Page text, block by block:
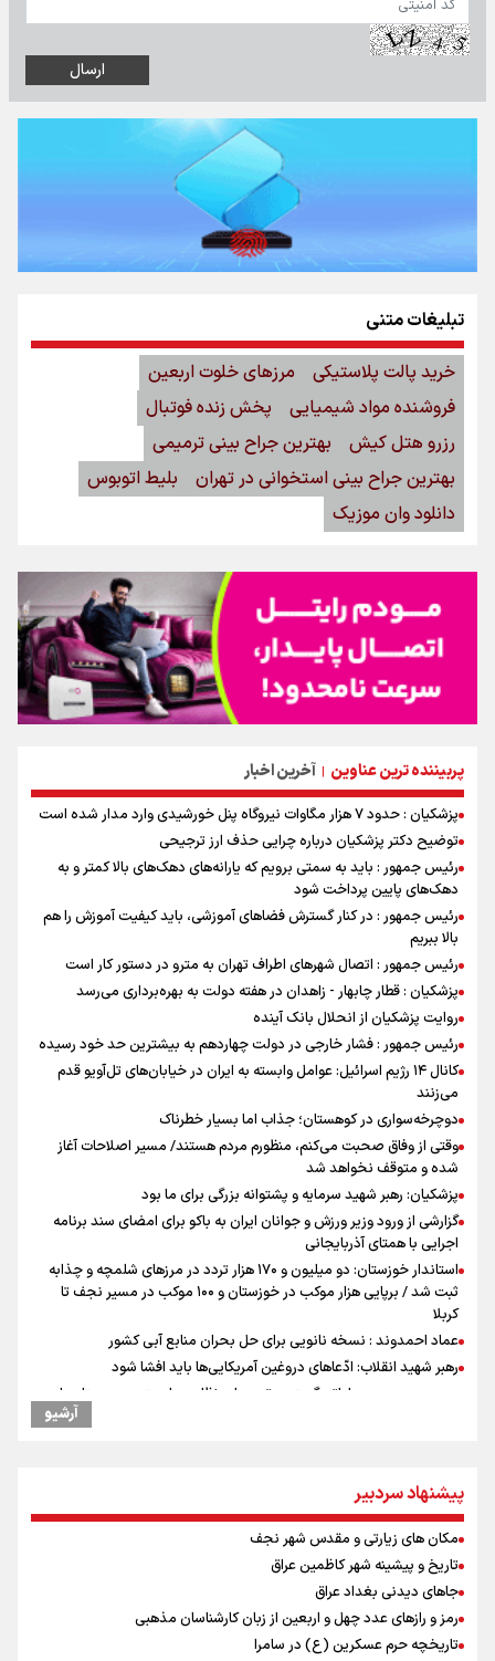
پربیننده ترین عناوین | آخرین اخبار
پزشکیان : حدود ۷ هزار مگاوات نیروگاه پنل خورشیدی وارد مدار شده است
توضیح دکتر پزشکیان درباره چرایی حذف ارز ترجیحی
رئیس جمهور : باید به سمتی برویم که یارانه‌های دهک‌های بالا کمتر و به
دهک‌های پایین پرداخت شود
رئیس جمهور : در کنار گسترش فضاهای آموزشی، باید کیفیت آموزش را هم
بالا ببریم
رئیس جمهور : اتصال شهرهای اطراف تهران به مترو در دستور کار است
پزشکیان : قطار چابهار - زاهدان در هفته دولت به بهره‌برداری می‌رسد
روایت پزشکیان از انحلال بانک آینده
رئیس جمهور : فشار خارجی در دولت چهاردهم به بیشترین حد خود رسیده
کانال ۱۴ رژیم اسرائیل: عوامل وابسته به ایران در خیابان‌های تل‌آویو قدم
می‌زنند
دوچرخه‌سواری در کوهستان؛ جذاب اما بسیار خطرناک
وقتی از وفاق صحبت می‌کنم، منظورم مردم هستند/ مسیر اصلاحات آغاز
شده و متوقف نخواهد شد
پزشکیان: رهبر شهید سرمایه و پشتوانه بزرگی برای ما بود
گزارشی از ورود وزیر ورزش و جوانان ایران به باکو برای امضای سند برنامه
اجرایی با همتای آذربایجانی
استاندار خوزستان: دو میلیون و ۱۷۰ هزار تردد در مرزهای شلمچه و چذابه
ثبت شد / برپایی هزار موکب در خوزستان و ۱۰۰ موکب در مسیر نجف تا
کربلا
عماد احمدوند : نسخه نانویی برای حل بحران منابع آبی کشور
رهبر شهید انقلاب: ادّعاهای دروغین آمریکایی‌ها باید افشا شود
یحیی سریع: در عملیاتی گسترده تجمعات نظامی وابسته به عربستان را
امیررضا غلامی، ملی پوش تکواندو : تمرکزم روی مسابقات پاکستان است نه
بازی های آسیایی
کانادا دو مظنون تیراندازی در نزدیکی کنسولگری آمریکا را بازداشت کرد
نصیری: امیدوارم با خوشرنگ‌ترین مدال‌ها به ایران برگردیم/ حضور شهاب
حسینی در اردو به تیم انگیزه می‌دهد/ امیدوارم پرسپولیس فصل موفقی
داشته باشد
رادین زینالی، ملی پوش تکواندو : قدم به قدم تلاش می کنم تا به طلای
آرشیو
پیشنهاد سردبیر
مکان های زیارتی و مقدس شهر نجف
تاریخ و پیشینه شهر کاظمین عراق
جاهای دیدنی بغداد عراق
رمز و رازهای عدد چهل و اربعین از زبان کارشناسان مذهبی
تاریخچه حرم عسکرین (ع) در سامرا
تبلیغات متنی
خرید پالت پلاستیکی
مرزهای خلوت اربعین
فروشنده مواد شیمیایی
پخش زنده فوتبال
رزرو هتل کیش
بهترین جراح بینی ترمیمی
بهترین جراح بینی استخوانی در تهران
بلیط اتوبوس
دانلود وان موزیک